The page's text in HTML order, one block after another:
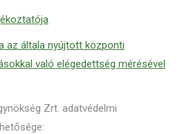
az általa nyújtott központi
való elégedettség mérésével
Zrt. adatvédelmi